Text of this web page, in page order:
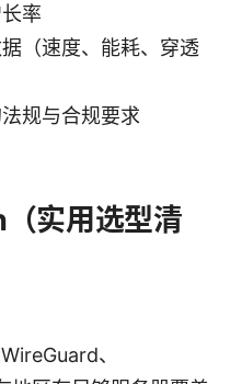
率
（速度、能耗、穿透
规与合规要求
实用选型清
、